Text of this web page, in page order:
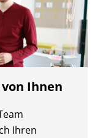
Ihnen
Ihren